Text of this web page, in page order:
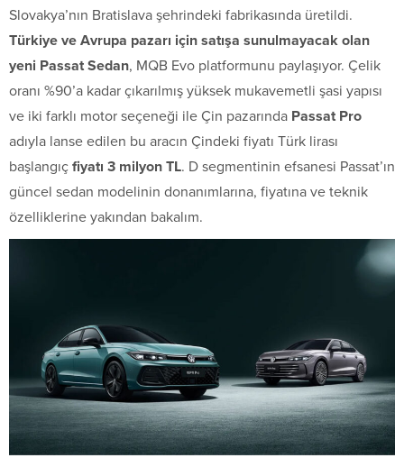
Slovakya’nın Bratislava şehrindeki fabrikasında üretildi.
Türkiye ve Avrupa pazarı için satışa sunulmayacak olan
yeni Passat Sedan, MQB Evo platformunu paylaşıyor. Çelik
oranı %90’a kadar çıkarılmış yüksek mukavemetli şasi yapısı
ve iki farklı motor seçeneği ile Çin pazarında Passat Pro
adıyla lanse edilen bu aracın Çindeki fiyatı Türk lirası
başlangıç fiyatı 3 milyon TL. D segmentinin efsanesi Passat’ın
güncel sedan modelinin donanımlarına, fiyatına ve teknik
özelliklerine yakından bakalım.